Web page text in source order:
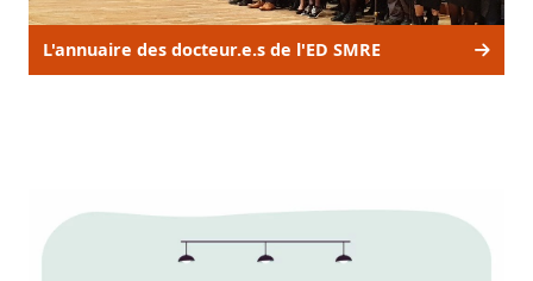
L'annuaire des docteur.e.s de l'ED SMRE